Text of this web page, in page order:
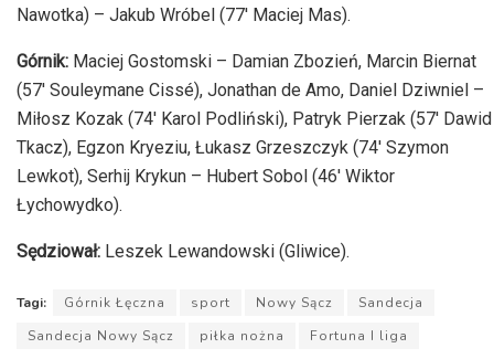
Nawotka) – Jakub Wróbel (77′ Maciej Mas).
Górnik: Maciej Gostomski – Damian Zbozień, Marcin Biernat
(57′ Souleymane Cissé), Jonathan de Amo, Daniel Dziwniel –
Miłosz Kozak (74′ Karol Podliński), Patryk Pierzak (57′ Dawid
Tkacz), Egzon Kryeziu, Łukasz Grzeszczyk (74′ Szymon
Lewkot), Serhij Krykun – Hubert Sobol (46′ Wiktor
Łychowydko).
Sędziował: Leszek Lewandowski (Gliwice).
Tagi: Górnik Łęczna sport Nowy Sącz
Sandecja
Sandecja Nowy Sącz
piłka nożna Fortuna I liga